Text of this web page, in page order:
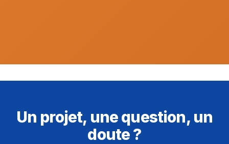
Un projet, une question, un
doute ?